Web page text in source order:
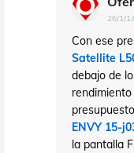
26/1/
Con ese
Satellite
debajo de
ENVY 15-
la pantalla